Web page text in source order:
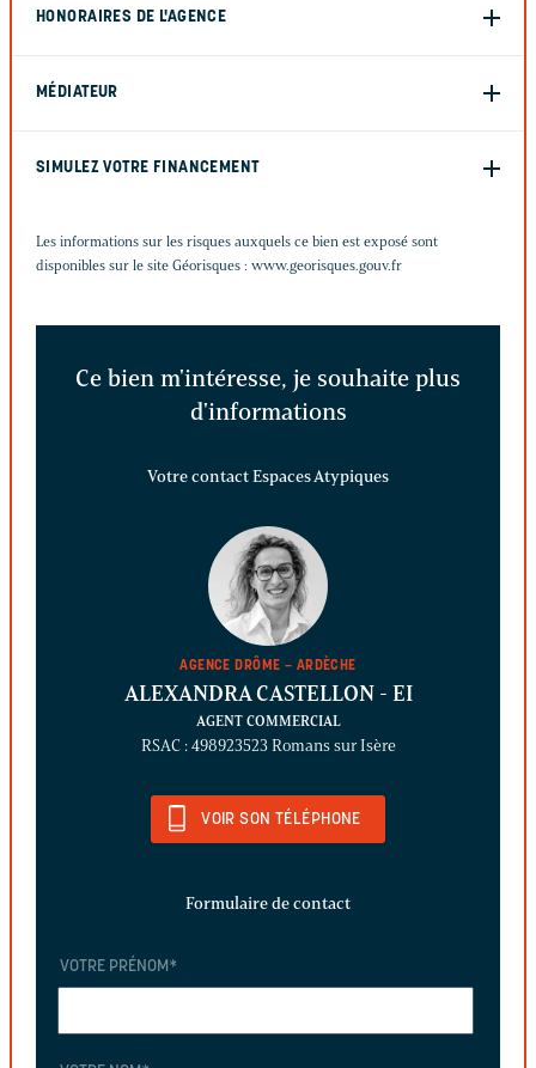
HONORAIRES DE L'AGENCE
MÉDIATEUR
SIMULEZ VOTRE FINANCEMENT
Les informations sur les risques auxquels ce bien est exposé sont
disponibles sur le site Géorisques : www.georisques.gouv.fr
Ce bien m'intéresse, je souhaite plus
d'informations
Votre contact Espaces Atypiques
AGENCE DRÔME – ARDÈCHE
ALEXANDRA CASTELLON - EI
AGENT COMMERCIAL
RSAC : 498923523 Romans sur Isère
VOIR SON TÉLÉPHONE
Formulaire de contact
VOTRE PRÉNOM *